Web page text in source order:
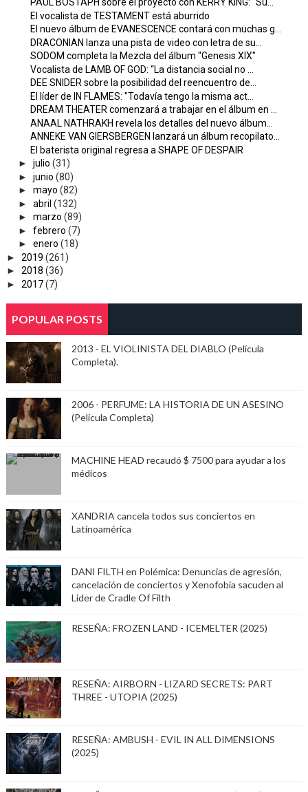
PAUL BOSTAPH sobre el proyecto con KERRY KING: "Su...
El vocalista de TESTAMENT está aburrido
El nuevo álbum de EVANESCENCE contará con muchas g...
DRACONIAN lanza una pista de video con letra de su...
SODOM completa la Mezcla del álbum "Genesis XIX"
Vocalista de LAMB OF GOD: “La distancia social no ...
DEE SNIDER sobre la posibilidad del reencuentro de...
El líder de IN FLAMES: "Todavía tengo la misma act...
DREAM THEATER comenzará a trabajar en el álbum en ...
ANAAL NATHRAKH revela los detalles del nuevo álbum...
ANNEKE VAN GIERSBERGEN lanzará un álbum recopilato...
El baterista original regresa a SHAPE OF DESPAIR
► julio (31)
► junio (80)
► mayo (82)
► abril (132)
► marzo (89)
► febrero (7)
► enero (18)
► 2019 (261)
► 2018 (36)
► 2017(7)
POPULAR POSTS
2013 - EL VIOLINISTA DEL DIABLO (Película
Completa).
2006 - PERFUME: LA HISTORIA DE UN ASESINO
(Película Completa)
MACHINE HEAD recaudó $ 7500 para ayudar a los
médicos
XANDRIA cancela todos sus conciertos en
Latinoamérica
DANI FILTH en Polémica: Denuncias de agresión,
cancelación de conciertos y Xenofobia sacuden al
Lider de Cradle Of Filth
RESEÑA: FROZEN LAND - ICEMELTER (2025)
RESEÑA: AIRBORN - LIZARD SECRETS: PART
THREE - UTOPIA (2025)
RESEÑA: AMBUSH - EVIL IN ALL DIMENSIONS
(2025)